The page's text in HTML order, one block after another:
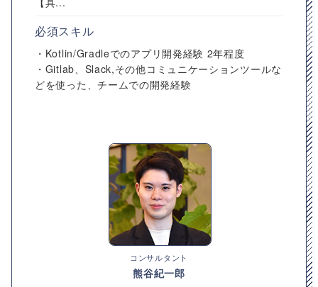
必須スキル
・Kotlin/Gradleでのアプリ開発経験 2年程度
・Gitlab、Slack,その他コミュニケーションツールな
どを使った、チームでの開発経験
コンサルタント
熊谷紀一郎